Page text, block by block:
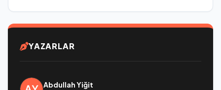
YAZARLAR
Abdullah Yiğit